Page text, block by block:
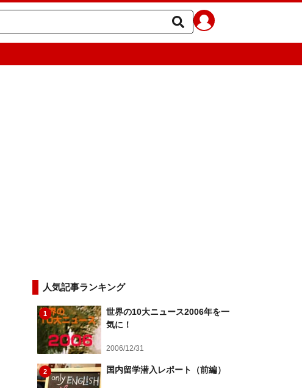
人気記事ランキング
1
世界の10大ニュース2006年を一
気に！
2006/12/31
2 国内留学潜入レポート（前編）